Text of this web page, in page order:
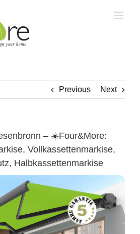
Previous Next
– ☀️Four&More:
Vollkassettenmarkise,
Halbkassettenmarkise